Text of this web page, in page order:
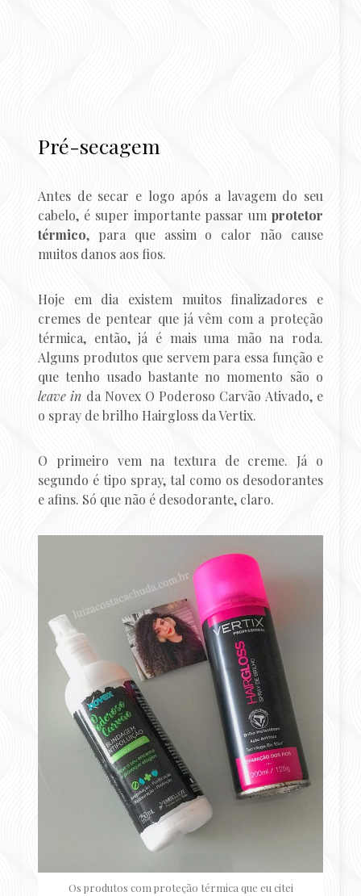
Pré-secagem
Antes de secar e logo após a lavagem do seu
cabelo, é super importante passar um protetor
térmico, para que assim o calor não cause
muitos danos aos fios.
Hoje em dia existem muitos finalizadores e
cremes de pentear que já vêm com a proteção
térmica, então, já é mais uma mão na roda.
Alguns produtos que servem para essa função e
que tenho usado bastante no momento são o
leave in da Novex O Poderoso Carvão Ativado, e
o spray de brilho Hairgloss da Vertix.
O primeiro vem na textura de creme. Já o
segundo é tipo spray, tal como os desodorantes
e afins. Só que não é desodorante, claro.
Os produtos com proteção térmica que eu citei